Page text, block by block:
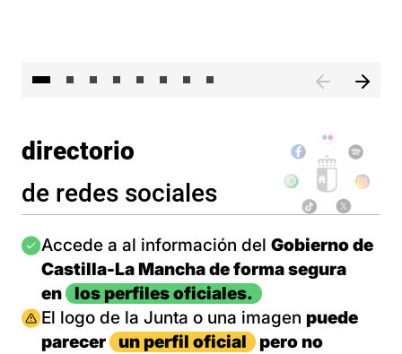
directorio
de redes sociales
Imagen
Accede a al información del Gobierno de
Castilla-La Mancha de forma segura
en
los perfiles oficiales.
Imagen
El logo de la Junta o una imagen puede
parecer
un perfil oficial
pero no